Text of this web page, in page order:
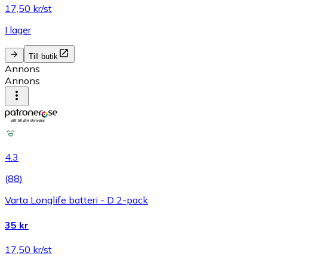
17,50 kr/st
I lager
Till butik
Annons
Annons
4.3
(88)
Varta Longlife batteri - D 2-pack
35 kr
17,50 kr/st